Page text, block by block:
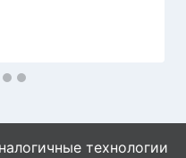
технологии